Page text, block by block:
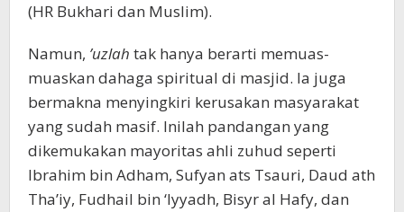
(HR Bukhari dan Muslim).
Namun, ’uzlah tak hanya berarti memuas-
muaskan dahaga spiritual di masjid. Ia juga
bermakna menyingkiri kerusakan masyarakat
yang sudah masif. Inilah pandangan yang
dikemukakan mayoritas ahli zuhud seperti
Ibrahim bin Adham, Sufyan ats Tsauri, Daud ath
Tha’iy, Fudhail bin ‘Iyyadh, Bisyr al Hafy, dan